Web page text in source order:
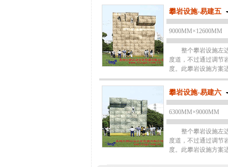
攀岩设施-易建五
9000MM×12600MM
整个攀岩设施左边
度道，不过通过调节
度。此攀岩设施方案
攀岩设施-易建六
6300MM×9000MM
整个攀岩设施左边
度道，不过通过调节
度。此攀岩设施方案